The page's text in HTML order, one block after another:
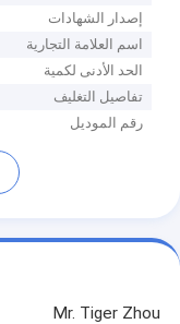
إصدار الشهادات
اسم العلامة التجارية
الحد الأدنى لكمية
تفاصيل التغليف
رقم الموديل
Mr. Tiger Zhou